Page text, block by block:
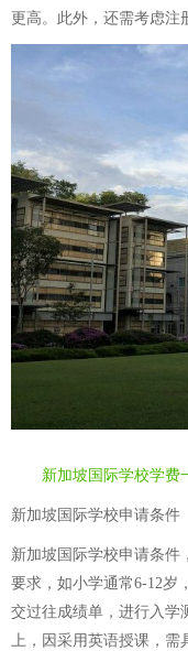
更高。此外，还需考虑注
新加坡国际学校学费
新加坡国际学校申请条件
新加坡国际学校申请条件
要求，如小学通常6-12岁
交过往成绩单，进行入学
上，因采用英语授课，需